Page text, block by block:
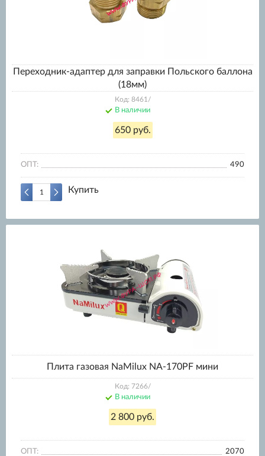
Переходник-адаптер для заправки Польского баллона
(18мм)
Код: 8461/
В наличии
650 руб.
ОПТ: 490
Купить
Плита газовая NaMilux NA-170PF мини
Код: 7266/
В наличии
2 800 руб.
ОПТ: 2070